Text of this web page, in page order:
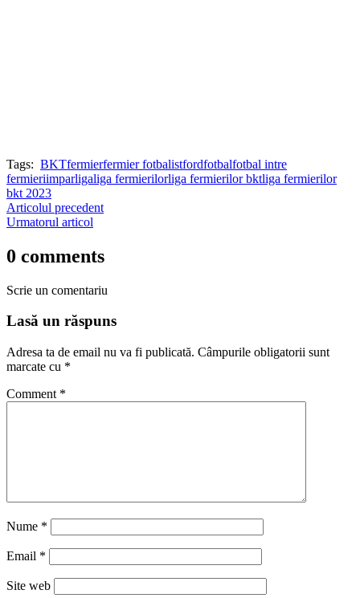
Tags: BKTfermierfermier fotbalistfordfotbalfotbal intre
fermieriimparligaliga fermierilorliga fermierilor bktliga fermierilor
bkt 2023
Articolul precedent
Urmatorul articol
0 comments
Scrie un comentariu
Lasă un răspuns
Adresa ta de email nu va fi publicată. Câmpurile obligatorii sunt
marcate cu *
Comment *
Nume *
Email *
Site web